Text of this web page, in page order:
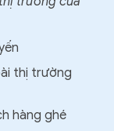
thị trường
hàng ghé